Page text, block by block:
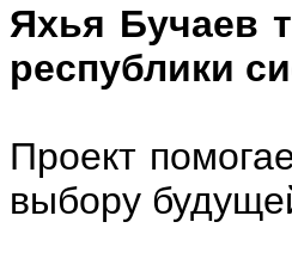
Яхья Бучаев
республики
Проект
выбору